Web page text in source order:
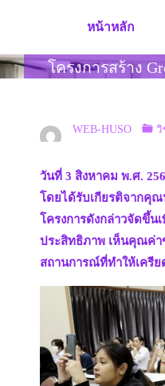
content
หน้าหลัก
โครงการสร้าง
WEB-HUSO วิ
วันที่ 3 สิงหาคม พ.ศ.
โดยได้รับเกียรติจากคุ
โครงการดังกล่าวจัดขึ้
ประสิทธิภาพ เห็นคุณค่า
สถานการณ์ที่ทำให้เครี